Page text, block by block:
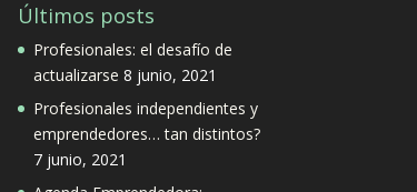
Últimos posts
Profesionales: el desafío de
actualizarse 8 junio, 2021
Profesionales independientes y
emprendedores… tan distintos?
7 junio, 2021